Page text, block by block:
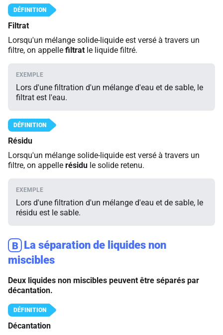
Filtrat
Lorsqu'un mélange solide-liquide est versé à travers un
filtre, on appelle filtrat le liquide filtré.
Lors d'une filtration d'un mélange d'eau et de sable, le
filtrat est l'eau.
Résidu
Lorsqu'un mélange solide-liquide est versé à travers un
filtre, on appelle résidu le solide retenu.
Lors d'une filtration d'un mélange d'eau et de sable, le
résidu est le sable.
B La séparation de liquides non
miscibles
Deux liquides non miscibles peuvent être séparés par
décantation.
Décantation